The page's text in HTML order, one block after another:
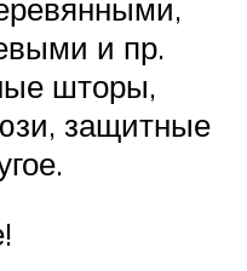
и пр.
шторы,
защитные